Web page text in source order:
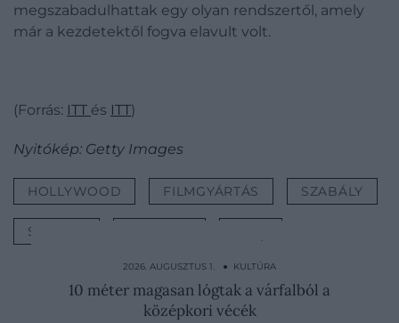
megszabadulhattak egy olyan rendszertől, amely
már a kezdetektől fogva elavult volt.
(Forrás: ITT és ITT)
Nyitókép: Getty Images
HOLLYWOOD FILMGYÁRTÁS SZABÁLY
SZÍNÉSZ
2026. AUGUSZTUS 4. ● KULTÚRA
Így boldogultak a középkor pszichopatái
2026. AUGUSZTUS 1. ● KULTÚRA
10 méter magasan lógtak a várfalból a
középkori vécék